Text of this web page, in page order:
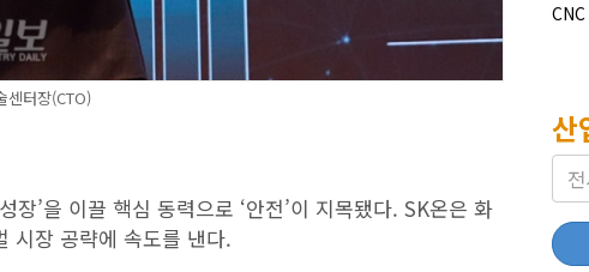
센터장(CTO)
’을 이끌 핵심 동력으로 ‘안전’이 지목됐다. SK온은 화
시장 공략에 속도를 낸다.
산